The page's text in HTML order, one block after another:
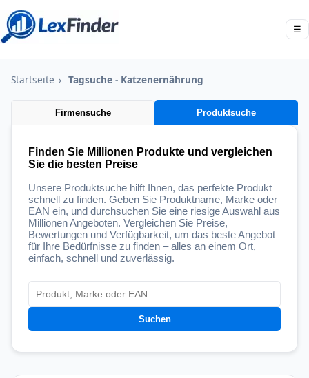
☰
Startseite › Tagsuche - Katzenernährung
Firmensuche Produktsuche
Finden Sie Millionen Produkte und vergleichen
Sie die besten Preise
Unsere Produktsuche hilft Ihnen, das perfekte Produkt
schnell zu finden. Geben Sie Produktname, Marke oder
EAN ein, und durchsuchen Sie eine riesige Auswahl aus
Millionen Angeboten. Vergleichen Sie Preise,
Bewertungen und Verfügbarkeit, um das beste Angebot
für Ihre Bedürfnisse zu finden – alles an einem Ort,
einfach, schnell und zuverlässig.
Suchen